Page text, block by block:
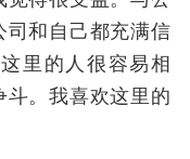
司和自己都充满信
里的人很容易相
。我喜欢这里的